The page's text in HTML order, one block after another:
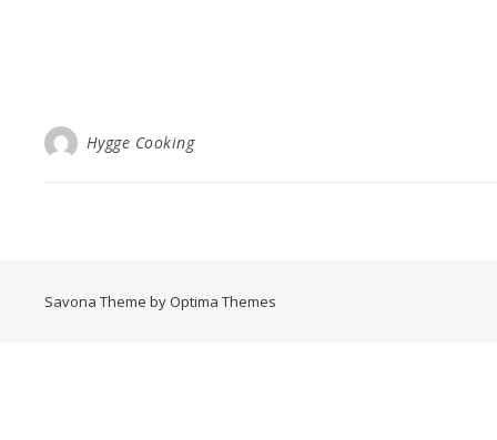
Hygge Cooking
Savona Theme by Optima Themes